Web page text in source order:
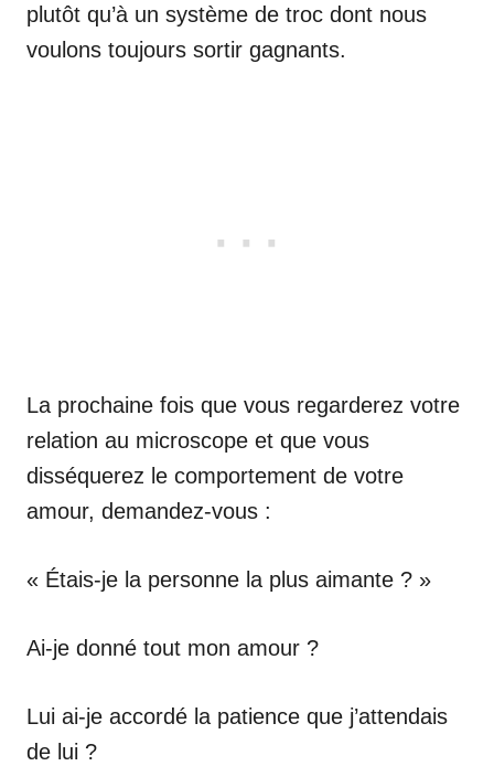
plutôt qu’à un système de troc dont nous
voulons toujours sortir gagnants.
La prochaine fois que vous regarderez votre
relation au microscope et que vous
disséquerez le comportement de votre
amour, demandez-vous :
« Étais-je la personne la plus aimante ? »
Ai-je donné tout mon amour ?
Lui ai-je accordé la patience que j’attendais
de lui ?